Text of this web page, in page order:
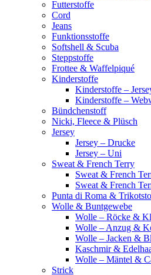
Futterstoffe
Cord
Jeans
Funktionsstoffe
Softshell & Scuba
Steppstoffe
Frottee & Waffelpiqué
Kinderstoffe
Kinderstoffe –
Kinderstoffe –
Bündchenstoff
Nicki, Fleece & Plüsch
Jersey
Jersey – Drucke
Jersey – Uni
Sweat & French Terry
Sweat & French
Sweat & French
Punta di Roma &
Wolle & Buntgewebe
Wolle – Röcke &
Wolle – Anzug &
Wolle – Jacken &
Kaschmir &
Wolle – Mäntel &
Strick